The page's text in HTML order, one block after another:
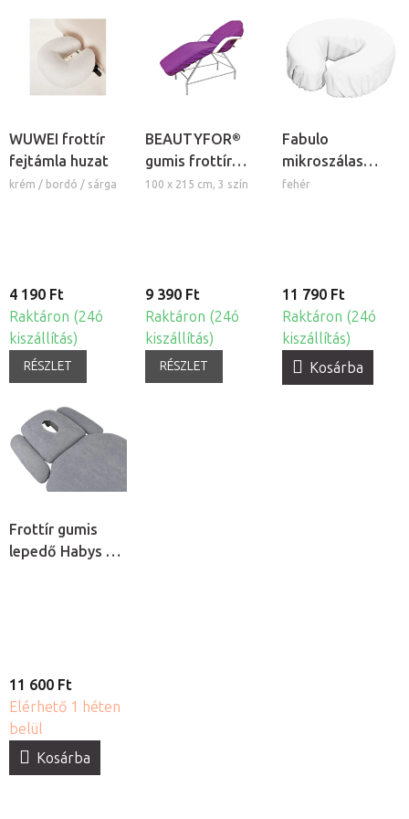
WUWEI frottír
fejtámla huzat
krém / bordó / sárga
4 190 Ft
Raktáron (24ó
kiszállítás)
RÉSZLET
BEAUTYFOR®
gumis frottír
kozmetikai
100 x 215 cm, 3 szín
9 390 Ft
Raktáron (24ó
kiszállítás)
RÉSZLET
Fabulo
mikroszálas
elasztikus
fehér
11 790 Ft
Raktáron (24ó
kiszállítás)
Kosárba
Frottír gumis
lepedő Habys 4
11 600 Ft
Elérhető 1 héten
belül
Kosárba